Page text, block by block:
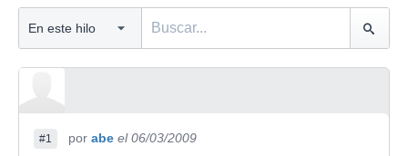
#1 por abe el 06/03/2009